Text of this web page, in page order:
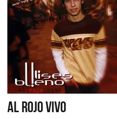
AL ROJO VIVO